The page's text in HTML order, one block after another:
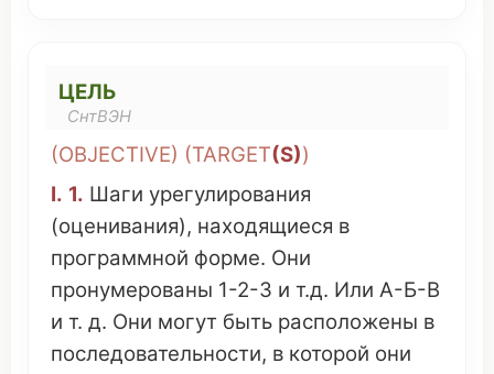
ЦЕЛЬ
СнтВЭН
(OBJECTIVE) (TARGET(S))
I. 1. Шаги урегулирования
(оценивания), находящиеся в
программной форме. Они
пронумерованы 1-2-3 и т.д. Или А-Б-В
и т. д. Они могут быть расположены в
последовательности, в которой они